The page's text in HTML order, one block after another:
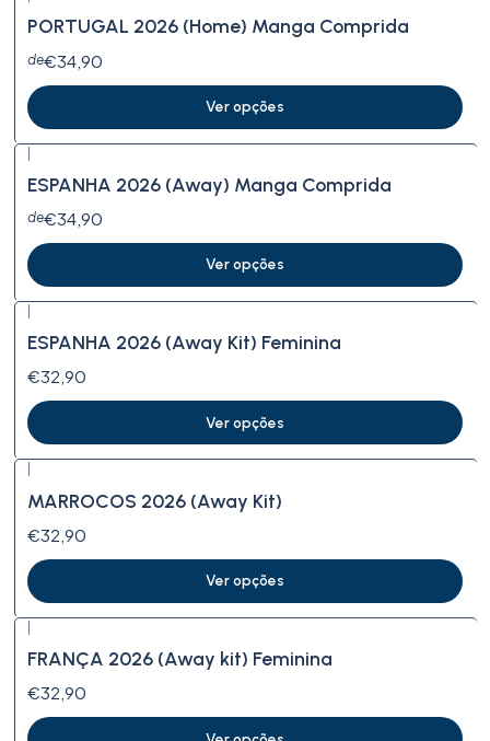
PORTUGAL 2026 (Home) Manga Comprida
de€34,90
Ver opções
|
ESPANHA 2026 (Away) Manga Comprida
de€34,90
Ver opções
ESPANHA 2026 (Away Kit) Feminina
€32,90
Ver opções
MARROCOS 2026 (Away Kit)
€32,90
Ver opções
|
FRANÇA 2026 (Away kit) Feminina
€32,90